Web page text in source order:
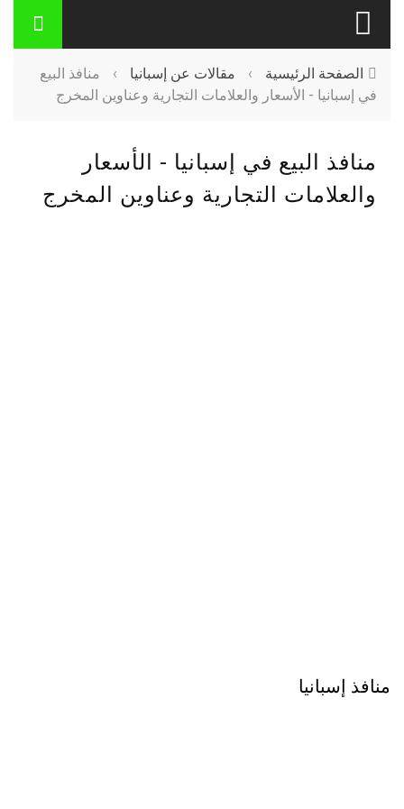
الصفحة الرئيسية › مقالات عن إسبانيا ›
منافذ البيع
في إسبانيا - الأسعار والعلامات التجارية وعناوين المخرج
منافذ البيع في إسبانيا - الأسعار
والعلامات التجارية وعناوين المخرج
منافذ إسبانيا